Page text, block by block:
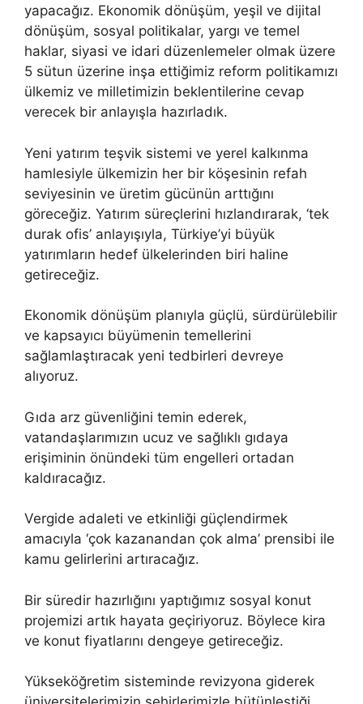
yapacağız. Ekonomik dönüşüm, yeşil ve dijital
dönüşüm, sosyal politikalar, yargı ve temel
haklar, siyasi ve idari düzenlemeler olmak üzere
5 sütun üzerine inşa ettiğimiz reform politikamızı
ülkemiz ve milletimizin beklentilerine cevap
verecek bir anlayışla hazırladık.
Yeni yatırım teşvik sistemi ve yerel kalkınma
hamlesiyle ülkemizin her bir köşesinin refah
seviyesinin ve üretim gücünün arttığını
göreceğiz. Yatırım süreçlerini hızlandırarak, ‘tek
durak ofis’ anlayışıyla, Türkiye’yi büyük
yatırımların hedef ülkelerinden biri haline
getireceğiz.
Ekonomik dönüşüm planıyla güçlü, sürdürülebilir
ve kapsayıcı büyümenin temellerini
sağlamlaştıracak yeni tedbirleri devreye
alıyoruz.
Gıda arz güvenliğini temin ederek,
vatandaşlarımızın ucuz ve sağlıklı gıdaya
erişiminin önündeki tüm engelleri ortadan
kaldıracağız.
Vergide adaleti ve etkinliği güçlendirmek
amacıyla ‘çok kazanandan çok alma’ prensibi ile
kamu gelirlerini artıracağız.
Bir süredir hazırlığını yaptığımız sosyal konut
projemizi artık hayata geçiriyoruz. Böylece kira
ve konut fiyatlarını dengeye getireceğiz.
Yükseköğretim sisteminde revizyona giderek